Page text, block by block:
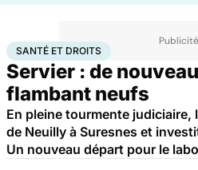
AccueilSantéSociété Santé et droits
SANTÉ ET DROITS
Servier : de
flambant neufs
En pleine tourmente judiciaire,
de Neuilly à Suresnes et
Un nouveau départ pour le